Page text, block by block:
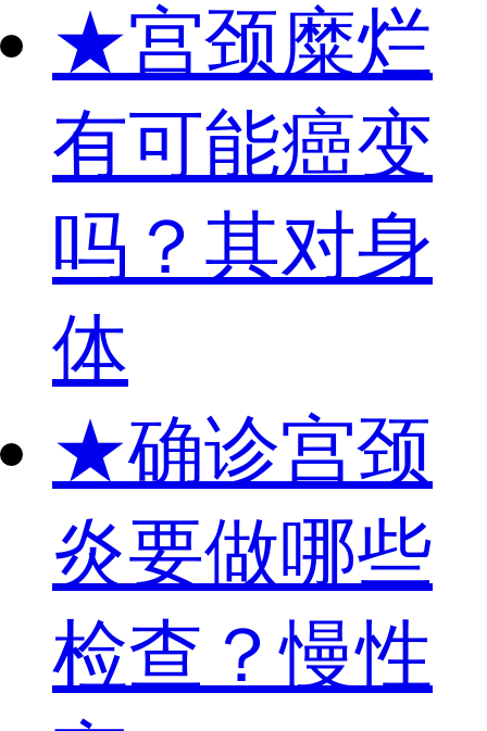
★宫颈糜烂
有可能癌变
吗？其对身
体
★确诊宫颈
炎要做哪些
检查？慢性